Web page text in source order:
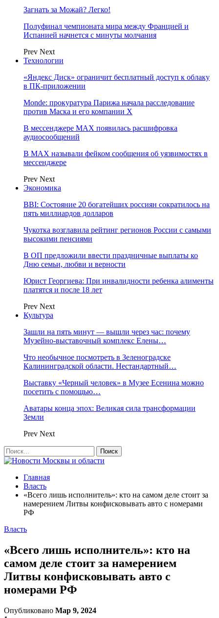
Загнать за Можай? Легко!
Полуфинал чемпионата мира между Францией и
Испанией начнется с минуты молчания
Prev Next
Технологии
«Яндекс Диск» ограничит бесплатный доступ к облаку
в ПК-приложении
Monde: прокуратура Парижа начала расследование
против Маска и его компании X
В мессенджере MAX появилась расшифровка
аудиосообщений
В МAX называли фейком сообщения об уязвимостях в
мессенджере
Prev Next
Экономика
BBI: Состояние 20 богатейших россиян сократилось на
пять миллиардов долларов
Чукотка возглавила рейтинг регионов России с самыми
высокими пенсиями
В ОП предложили ввести праздничные выплаты ко
Дню семьи, любви и верности
Юрист Георгиева: При инвалидности ребенка алименты
платятся и после 18 лет
Prev Next
Культура
Зашли на пять минут — вышли через час: почему
Музейно-выставочный комплекс Елены…
Что необычное посмотреть в Зеленоградске
Калининградской области. Нестандартный…
Выставку «Черный человек» в Музее Есенина можно
посетить с помощью…
Аватары конца эпох: Великая сила трансформации
Земли
Prev Next
Главная
Власть
«Всего лишь исполнитель»: кто на самом деле стоит за
намерением Литвы конфисковывать авто с номерами
РФ
Власть
«Всего лишь исполнитель»: кто на
самом деле стоит за намерением
Литвы конфисковывать авто с
номерами РФ
Опубликовано Мар 9, 2024